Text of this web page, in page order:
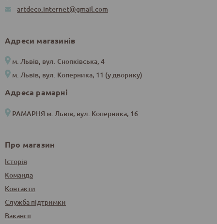
artdeco.internet@gmail.com
Адреси магазинів
м. Львів, вул. Снопківська, 4
м. Львів, вул. Коперника, 11 (у дворику)
Адреса рамарні
РАМАРНЯ м. Львів, вул. Коперника, 16
Про магазин
Історія
Команда
Контакти
Служба підтримки
Вакансії